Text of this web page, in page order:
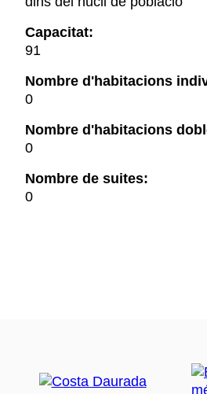
Capacitat:
91
Nombre d'habitacions
0
Nombre d'habitacions
0
Nombre de suites:
0